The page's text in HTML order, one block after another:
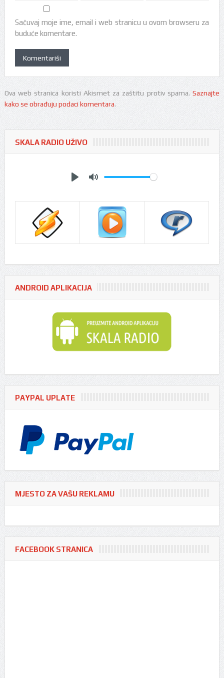
Sačuvaj moje ime, email i web stranicu u ovom browseru za
buduće komentare.
Ova web stranica koristi Akismet za zaštitu protiv spama.Saznajte
kako se obrađuju podaci komentara.
SKALA RADIO UŽIVO
ANDROID APLIKACIJA
PAYPAL UPLATE
MJESTO ZA VAŠU REKLAMU
FACEBOOK STRANICA